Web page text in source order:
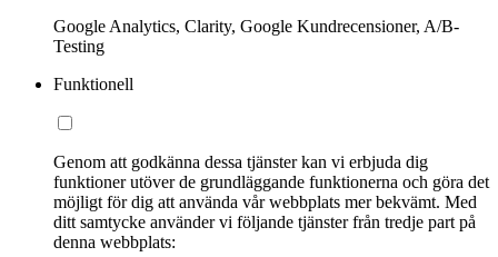
Google Analytics, Clarity, Google Kundrecensioner, A/B-
Testing
Funktionell
Genom att godkänna dessa tjänster kan vi erbjuda dig
funktioner utöver de grundläggande funktionerna och göra det
möjligt för dig att använda vår webbplats mer bekvämt. Med
ditt samtycke använder vi följande tjänster från tredje part på
denna webbplats: